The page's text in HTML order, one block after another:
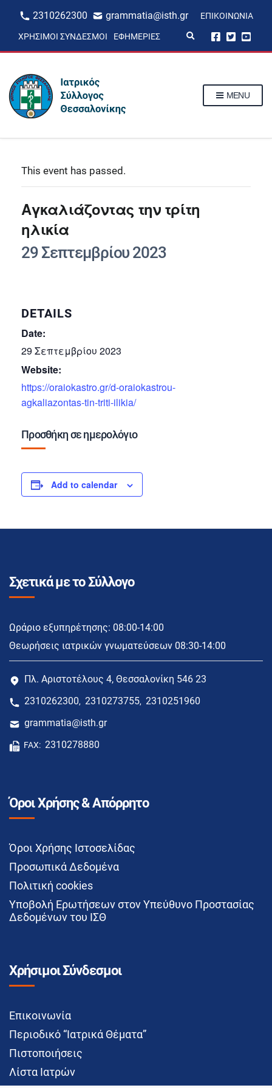
2310262300 grammatia@isth.gr ΕΠΙΚΟΙΝΩΝΊΑ
ΧΡΉΣΙΜΟΙ ΣΎΝΔΕΣΜΟΙ ΕΦΗΜΕΡΊΕΣ
p
MENU
This event has passed.
Αγκαλιάζοντας την τρίτη
ηλικία
29 Σεπτεμβρίου 2023
DETAILS
Date:
29 Σεπτεμβρίου 2023
Website:
https://oraiokastro.gr/d-oraiokastrou-
agkaliazontas-tin-triti-ilikia/
Προσθήκη σε ημερολόγιο
Add to calendar
Σχετικά με το Σύλλογο
Ωράριο εξυπηρέτησης: 08:00-14:00
Θεωρήσεις ιατρικών γνωματεύσεων 08:30-14:00
Πλ. Αριστοτέλους 4, Θεσσαλονίκη 546 23
2310262300, 2310273755, 2310251960
grammatia@isth.gr
FAX: 2310278880
Όροι Χρήσης & Απόρρητο
Όροι Χρήσης Ιστοσελίδας
Προσωπικά Δεδομένα
Πολιτική cookies
Υποβολή Ερωτήσεων στον Υπεύθυνο Προστασίας
Δεδομένων του ΙΣΘ
Χρήσιμοι Σύνδεσμοι
Επικοινωνία
Περιοδικό “Ιατρικά Θέματα”
Πιστοποιήσεις
Λίστα Ιατρών